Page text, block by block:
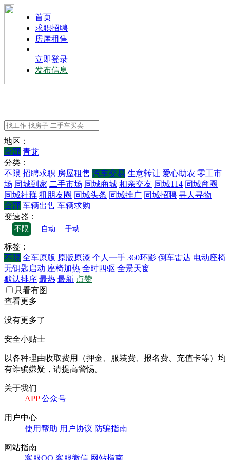
⾸⻚
求职招聘
房屋租售
立即登录
发布信息
地区：
全部 青龙
分类：
不限 招聘求职 房屋租售 汽车交易 生意转让 爱心助农 零工市
场 同城到家 二手市场 同城商城 相亲交友 同城114 同城商圈
同城社群 租朋友圈 同城头条 同城推广 同城招聘 寻人寻物
全部 车辆出售 车辆求购
变速器：
不限 自动 手动
标签：
不限 全车原版 原版原漆 个人一手 360环影 倒车雷达 电动座椅
无钥匙启动 座椅加热 全时四驱 全景天窗
默认排序 最热 最新 点赞
只看有图
查看更多
没有更多了
安全小贴士
以各种理由收取费⽤（押⾦、服装费、报名费、充值卡等）均
有诈骗嫌疑，请提⾼警惕。
关于我们
APP 公众号
⽤户中⼼
使⽤帮助 ⽤户协议 防骗指南
⽹站指南
客服QQ 客服微信 ⽹站指南